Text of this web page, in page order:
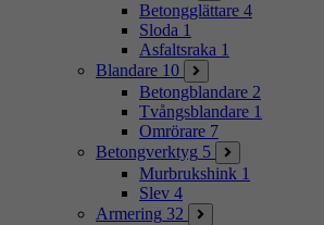
Betongglättare 4
Sloda 1
Asfaltsraka 1
Blandare 10
Betongblandare 2
Tvångsblandare 1
Omrörare 7
Betongverktyg 5
Murbrukshink 1
Slev 4
Armering 32